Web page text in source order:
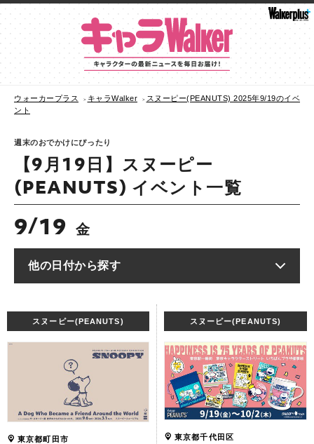
ウォーカープラス キャラWalker
スヌーピー(PEANUTS) 2025年9/19のイベ
ント
週末のおでかけにぴったり
【9月19日】スヌーピー
(PEANUTS) イベント一覧
9/19 金
他の日付から探す
スヌーピー(PEANUTS)
東京都町田市
スヌーピー(PEANUTS)
東京都千代田区